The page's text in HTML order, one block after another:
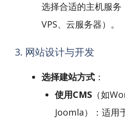
选择合适的主机服务
VPS、云服务器）。
3. 网站设计与开发
选择建站方式 ：
使用CMS （如
Joomla）：适用